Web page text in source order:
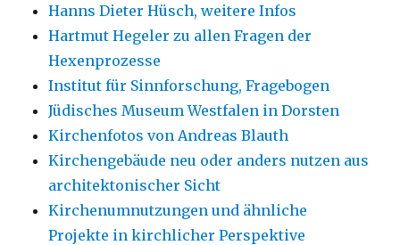
Hanns Dieter Hüsch, weitere Infos
Hartmut Hegeler zu allen Fragen der
Hexenprozesse
Institut für Sinnforschung, Fragebogen
Jüdisches Museum Westfalen in Dorsten
Kirchenfotos von Andreas Blauth
Kirchengebäude neu oder anders nutzen aus
architektonischer Sicht
Kirchenumnutzungen und ähnliche
Projekte in kirchlicher Perspektive